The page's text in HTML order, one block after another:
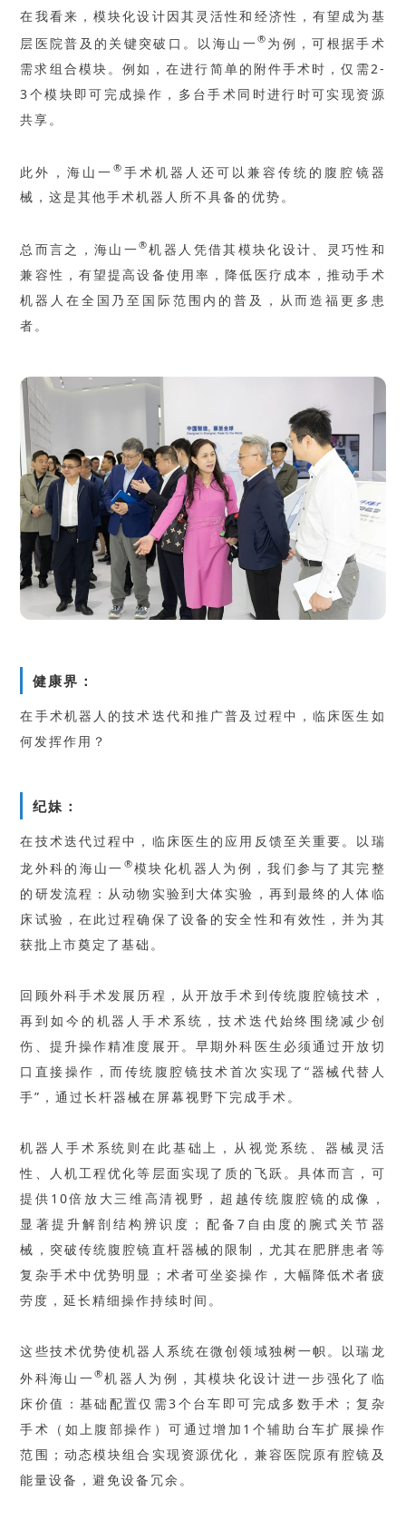
在我看来，模块化设计因其灵活性和经济性，有望成为基
层医院普及的关键突破口。以海山一® 为例，可根据手术
需求组合模块。例如，在进行简单的附件手术时，仅需2-
3个模块即可完成操作，多台手术同时进行时可实现资源
共享。
此外，海山一 ® 手术机器人还可以兼容传统的腹腔镜器
械，这是其他手术机器人所不具备的优势。
总而言之，海山一®机器人凭借其模块化设计、灵巧性和
兼容性，有望提高设备使用率，降低医疗成本，推动手术
机器人在全国乃至国际范围内的普及，从而造福更多患
者。
健康界：
在手术机器人的技术迭代和推广普及过程中，临床医生如
何发挥作用？
纪妹：
在技术迭代过程中，临床医生的应用反馈至关重要。以瑞
龙外科的海山一 ®模块化机器人为例，我们参与了其完整
的研发流程：从动物实验到大体实验，再到最终的人体临
床试验，在此过程确保了设备的安全性和有效性，并为其
获批上市奠定了基础。
回顾外科手术发展历程，从开放手术到传统腹腔镜技术，
再到如今的机器人手术系统，技术迭代始终围绕减少创
伤、提升操作精准度展开。早期外科医生必须通过开放切
口直接操作，而传统腹腔镜技术首次实现了“器械代替人
手”，通过长杆器械在屏幕视野下完成手术。
机器人手术系统则在此基础上，从视觉系统、器械灵活
性、人机工程优化等层面实现了质的飞跃。具体而言，可
提供10倍放大三维高清视野，超越传统腹腔镜的成像，
显著提升解剖结构辨识度；配备7自由度的腕式关节器
械，突破传统腹腔镜直杆器械的限制，尤其在肥胖患者等
复杂手术中优势明显；术者可坐姿操作，大幅降低术者疲
劳度，延长精细操作持续时间。
这些技术优势使机器人系统在微创领域独树一帜。以瑞龙
外科海山一®机器人为例，其模块化设计进一步强化了临
床价值：基础配置仅需3个台车即可完成多数手术；复杂
手术（如上腹部操作）可通过增加1个辅助台车扩展操作
范围；动态模块组合实现资源优化，兼容医院原有腔镜及
能量设备，避免设备冗余。